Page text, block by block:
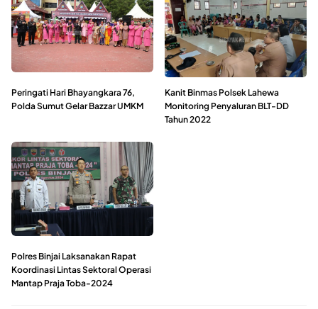
Peringati Hari Bhayangkara 76,
Polda Sumut Gelar Bazzar UMKM
Kanit Binmas Polsek Lahewa
Monitoring Penyaluran BLT-DD
Tahun 2022
Polres Binjai Laksanakan Rapat
Koordinasi Lintas Sektoral Operasi
Mantap Praja Toba-2024